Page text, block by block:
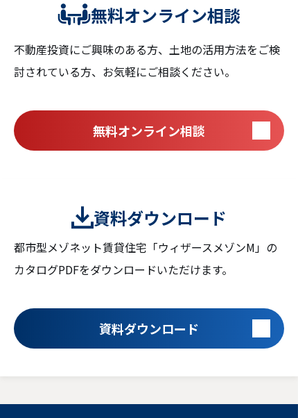
無料オンライン相談
不動産投資にご興味のある方、土地の活用方法をご検
討されている方、お気軽にご相談ください。
無料オンライン相談
資料ダウンロード
都市型メゾネット賃貸住宅「ウィザースメゾンM」の
カタログPDFをダウンロードいただけます。
資料ダウンロード